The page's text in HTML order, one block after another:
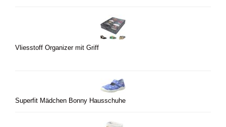
Vliesstoff Organizer mit Griff
Superfit Mädchen Bonny Hausschuhe